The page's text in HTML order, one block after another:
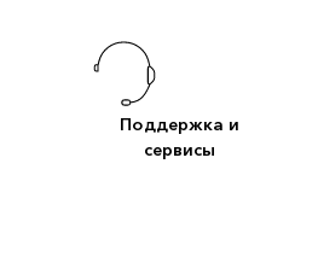
Поддержка и
сервисы